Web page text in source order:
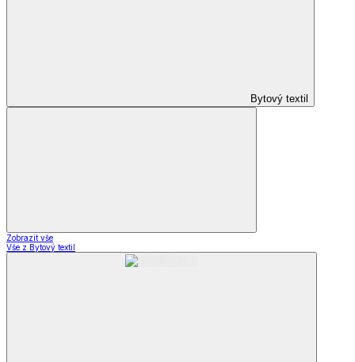
Bytový textil
Zobrazit vše
Vše z Bytový textil